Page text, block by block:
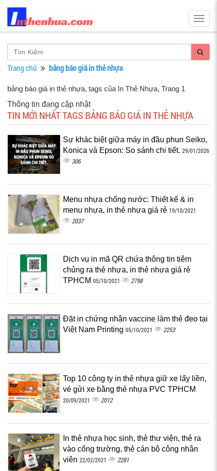
Trang chủ bảng báo giá in thẻ nhựa
bảng báo giá in thẻ nhựa, tags của In Thẻ Nhựa, Trang 1
Thông tin đang cập nhật
TIN MỚI NHẤT TAGS BẢNG BÁO GIÁ IN THẺ NHỰA
Sự khác biệt giữa máy in đầu phun Seiko,
Konica và Epson: So sánh chi tiết. 29/01/2026
306
Menu nhựa chống nước: Thiết kế & in
menu nhựa, in thẻ nhựa giá rẻ 19/10/2021
2037
Dịch vụ in mã QR chứa thông tin tiêm
chủng ra thẻ nhựa, in thẻ nhựa giá rẻ
TPHCM 05/10/2021 2798
Đặt in chứng nhận vaccine làm thẻ đeo tại
Việt Nam Printing 05/10/2021 2253
Top 10 công ty in thẻ nhựa giữ xe lấy liền,
vé gửi xe bằng thẻ nhựa PVC TPHCM
20/09/2021 2012
In thẻ nhựa học sinh, thẻ thư viện, thẻ ra
vào cổng trường, thẻ cán bộ công nhân
viên 22/02/2021 2281